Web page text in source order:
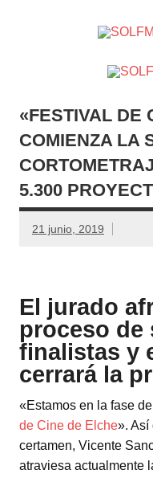
Crevillente, Radio
«FESTIVAL DE
COMIENZA LA
5.300
21 junio, 2019
El jurado
proceso de
finalistas y
cerrará la
«Estamos en la fase
de Cine de Elche». Así
certamen, Vicente
atraviesa actualmente